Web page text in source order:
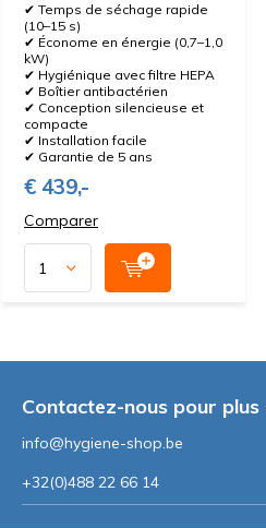
✔ Temps de séchage rapide
(10–15 s)
✔ Économe en énergie (0,7–1,0
kW)
✔ Hygiénique avec filtre HEPA
✔ Boîtier antibactérien
✔ Conception silencieuse et
compacte
✔ Installation facile
✔ Garantie de 5 ans
€ 439,-
Comparer
Contactez-nous pour
info@hygiene-shop.be
+32(0)488 22 66 14